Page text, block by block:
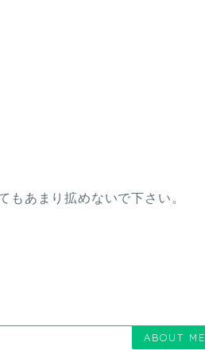
もあまり拡めないで下さい。
ABOUT ME